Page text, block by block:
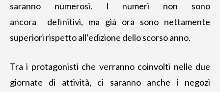
saranno numerosi. I numeri non sono
ancora definitivi, ma già ora sono nettamente
superiori rispetto all’edizione dello scorso anno.
Tra i protagonisti che verranno coinvolti nelle due
giornate di attività, ci saranno anche i negozi